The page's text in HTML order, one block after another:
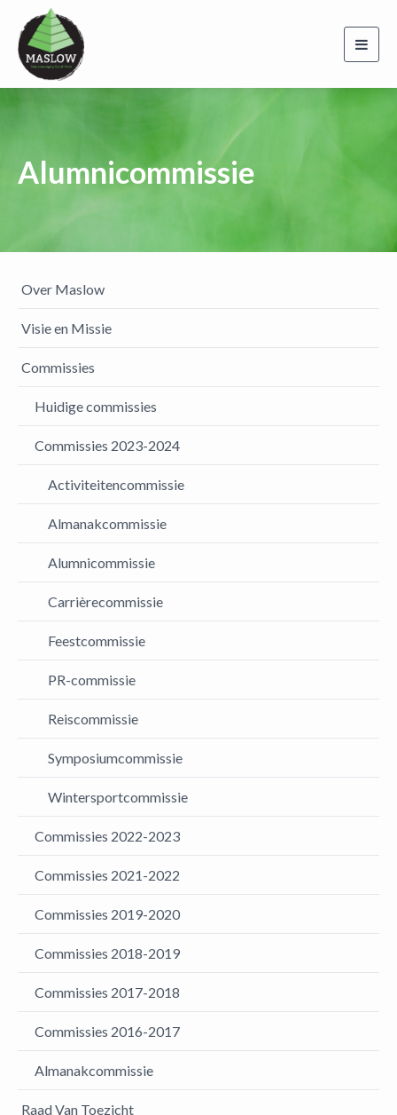
Alumnicommissie
Over Maslow
Visie en Missie
Commissies
Huidige commissies
Commissies 2023-2024
Activiteitencommissie
Almanakcommissie
Alumnicommissie
Carrièrecommissie
Feestcommissie
PR-commissie
Reiscommissie
Symposiumcommissie
Wintersportcommissie
Commissies 2022-2023
Commissies 2021-2022
Commissies 2019-2020
Commissies 2018-2019
Commissies 2017-2018
Commissies 2016-2017
Almanakcommissie
Raad Van Toezicht